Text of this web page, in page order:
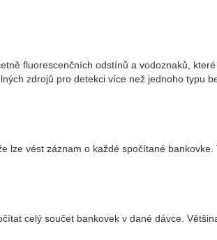
fluorescenčních odstínů a vodoznaků,
zdrojů pro detekci více než jednoho typu
lze vést záznam o každé spočítané
celý součet bankovek v dané dávce.